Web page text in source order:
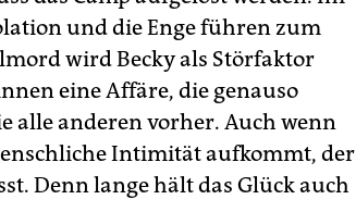
und die Enge führen zum
wird Becky als Störfaktor
eine Affäre, die genauso
alle anderen vorher. Auch wenn
Intimität aufkommt, der
Denn lange hält das Glück auch